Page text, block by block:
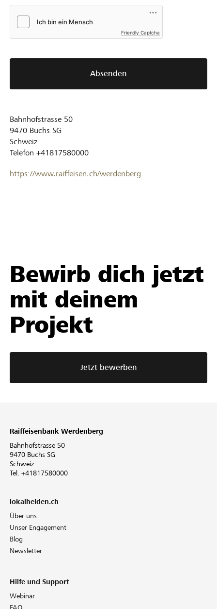
Friendly Captcha
Absenden
Bahnhofstrasse 50
9470 Buchs SG
Schweiz
Telefon +41817580000
https://www.raiffeisen.ch/werdenberg
Bewirb dich jetzt
mit deinem
Projekt
Jetzt bewerben
Raiffeisenbank Werdenberg
Bahnhofstrasse 50
9470 Buchs SG
Schweiz
Tel. +41817580000
lokalhelden.ch
Über uns
Unser Engagement
Blog
Newsletter
Hilfe und Support
Webinar
FAQ